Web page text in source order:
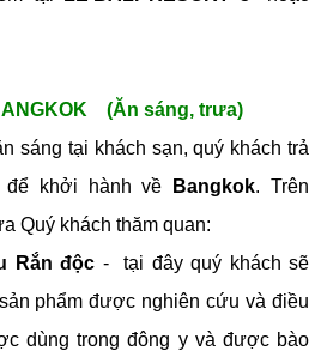
(Ăn sáng, trưa)
sáng tại khách sạn, quý khách trả
để khởi hành về
Bangkok. Trên
Quý khách thăm quan:
Rắn độc - tại đây quý khách sẽ
phẩm được nghiên cứu và điều
dùng trong đông y và được bào